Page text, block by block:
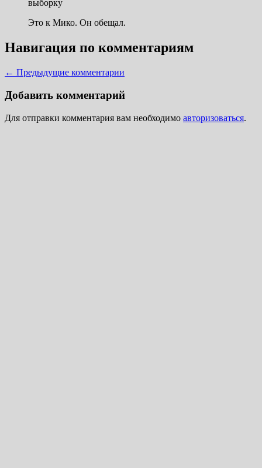
выборку
Это к Мико. Он обещал.
Навигация по комментариям
← Предыдущие комментарии
Добавить комментарий
Для отправки комментария вам необходимо авторизоваться.